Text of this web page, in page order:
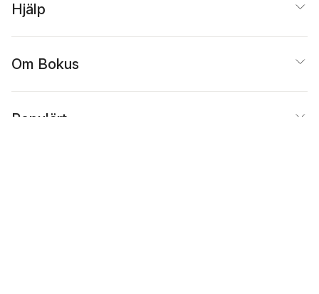
Hjälp
Om Bokus
Populärt